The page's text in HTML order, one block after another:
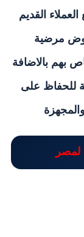
القديم
مرضية
بهم بالاضافة
للحفاظ على
لمصر